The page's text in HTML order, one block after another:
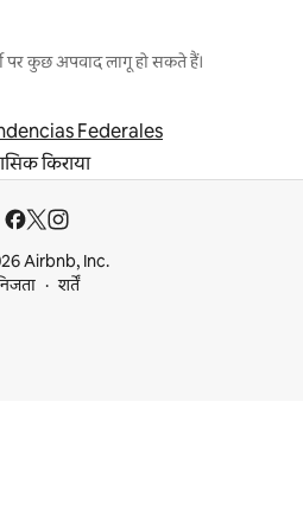
पर कुछ अपवाद लागू हो सकते हैं।
Federales
किराया
Airbnb, Inc.
शर्तें